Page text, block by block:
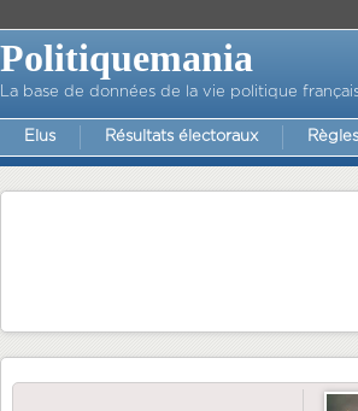
Politiquemania
La base de données de la vie politique
Elus Résultats électoraux